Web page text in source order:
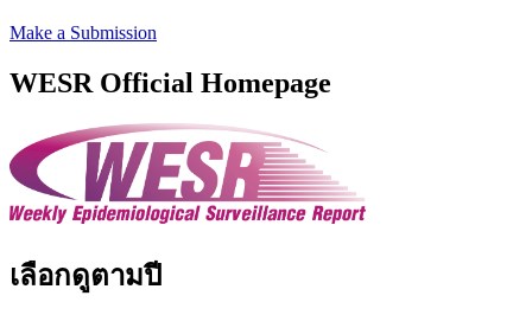
Make a Submission
WESR Official Homepage
เลือกดูตามปี